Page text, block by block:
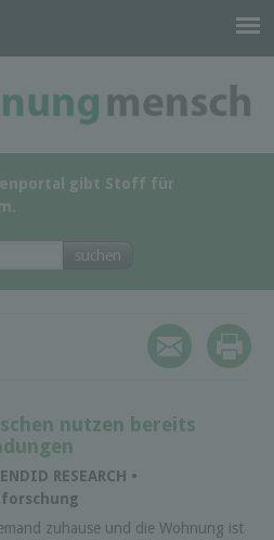
gibt Stoff für
nutzen bereits
RESEARCH •
zuhause und die Wohnung ist